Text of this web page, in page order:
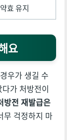
효 유지
요
우가 생길 수
가 처방전이
방전 재발급은
무 걱정하지 마